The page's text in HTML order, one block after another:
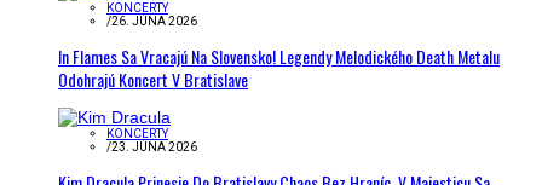
KONCERTY
/26. JÚNA 2026
In Flames Sa Vracajú Na Slovensko! Legendy Melodického Death Metalu
Odohrajú Koncert V Bratislave
KONCERTY
/23. JÚNA 2026